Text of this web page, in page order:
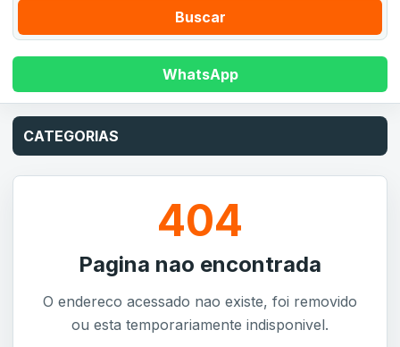
Buscar
WhatsApp
CATEGORIAS
404
Pagina nao encontrada
O endereco acessado nao existe, foi removido
ou esta temporariamente indisponivel.